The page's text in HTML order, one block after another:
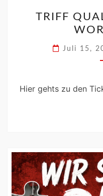
TRIFF
Juli 15,
Hier gehts zu den